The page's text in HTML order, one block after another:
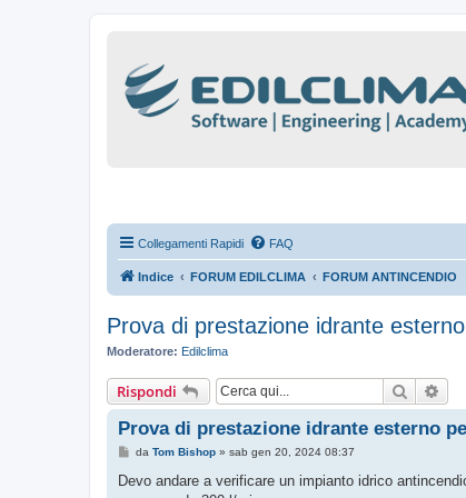
Collegamenti Rapidi FAQ
Indice FORUM EDILCLIMA FORUM ANTINCENDIO
Prova di prestazione idrante
Moderatore: Edilclima
Rispondi Cerca
Prova di prestazione idrante esterno
M
s
da Tom Bishop» sab gen 20, 2024 08:37
Devo andare a verificare un impianto idrico